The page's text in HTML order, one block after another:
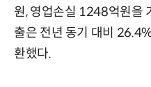
원, 영업손실 1248억원을
출은 전년 동기 대비
환했다.